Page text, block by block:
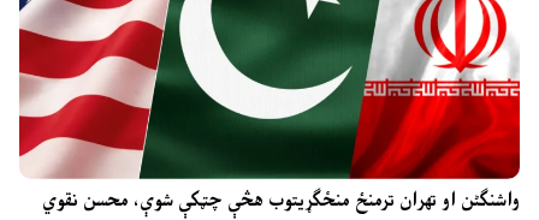
واشنگٹن او تهران ترمنځ منځګړیتوب هڅې چټکې شوې، محسن نقوي